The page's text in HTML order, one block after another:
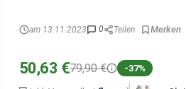
am 13.11.2023 0 Teilen
50,63 €79,90 € -37%